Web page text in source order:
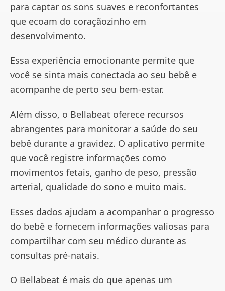
para captar os sons suaves e reconfortantes
que ecoam do coraçãozinho em
desenvolvimento.
Essa experiência emocionante permite que
você se sinta mais conectada ao seu bebê e
acompanhe de perto seu bem-estar.
Além disso, o Bellabeat oferece recursos
abrangentes para monitorar a saúde do seu
bebê durante a gravidez. O aplicativo permite
que você registre informações como
movimentos fetais, ganho de peso, pressão
arterial, qualidade do sono e muito mais.
Esses dados ajudam a acompanhar o progresso
do bebê e fornecem informações valiosas para
compartilhar com seu médico durante as
consultas pré-natais.
O Bellabeat é mais do que apenas um